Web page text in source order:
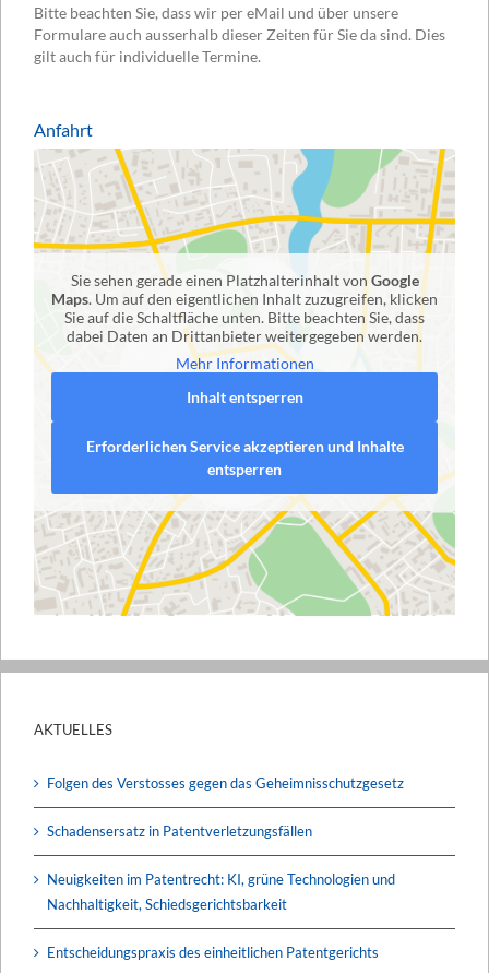
Bitte beachten Sie, dass wir per eMail und über unsere
Formulare auch ausserhalb dieser Zeiten für Sie da sind. Dies
gilt auch für individuelle Termine.
Anfahrt
Sie sehen gerade einen Platzhalterinhalt von Google
Maps. Um auf den eigentlichen Inhalt zuzugreifen, klicken
Sie auf die Schaltfläche unten. Bitte beachten Sie, dass
dabei Daten an Drittanbieter weitergegeben werden.
Mehr Informationen
Inhalt entsperren
Erforderlichen Service akzeptieren und Inhalte
entsperren
AKTUELLES
Folgen des Verstosses gegen das Geheimnisschutzgesetz
Schadensersatz in Patentverletzungsfällen
Neuigkeiten im Patentrecht: KI, grüne Technologien und
Nachhaltigkeit, Schiedsgerichtsbarkeit
Entscheidungspraxis des einheitlichen Patentgerichts